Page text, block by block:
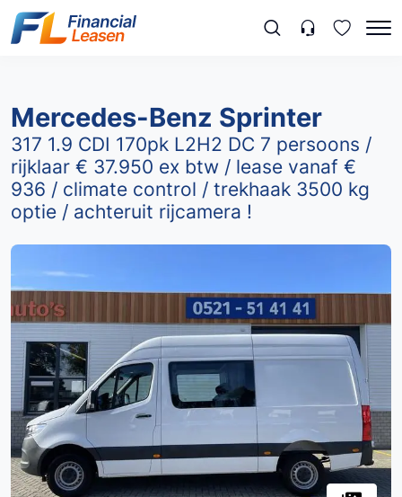
Mercedes-Benz Sprinter
317 1.9 CDI 170pk L2H2 DC 7 persoons /
rijklaar € 37.950 ex btw / lease vanaf €
936 / climate control / trekhaak 3500 kg
optie / achteruit rijcamera !